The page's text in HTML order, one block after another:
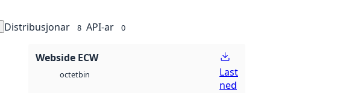
Distribusjonar 8 API-ar 0
Webside ECW
octetbin
Last
ned